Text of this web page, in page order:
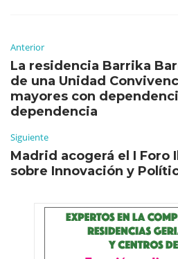
Anterior
La residencia Barrika
de una Unidad
mayores con
dependencia
Siguiente
Madrid acogerá el I Foro
sobre Innovación y